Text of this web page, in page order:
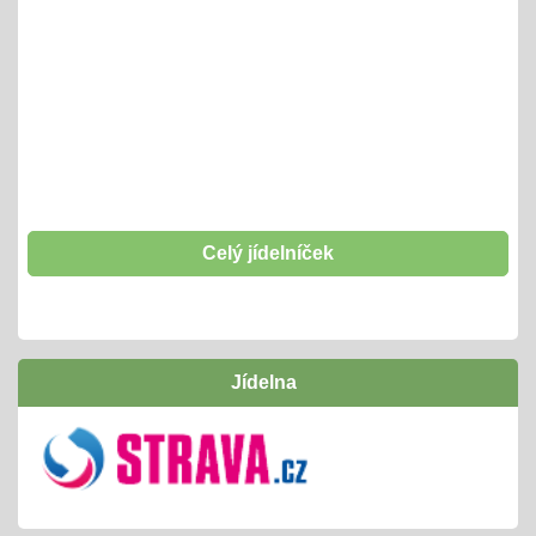
01.10.2024
- tradičně si "odpracujeme" vstupenku na interaktivní
Inovativní vzdělávání /Šablony I OPJAK
01.09.2024
Celý jídelníček
Jídelna